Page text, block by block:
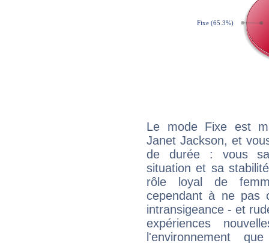
Le mode Fixe est
Janet Jackson, et
de durée : vous
situation et sa
rôle loyal de
cependant à ne pas
intransigeance - et
expériences
l'environnement